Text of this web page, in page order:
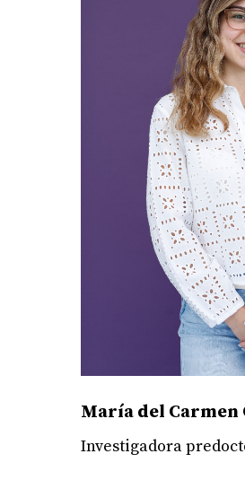
María del Carmen
Investigadora